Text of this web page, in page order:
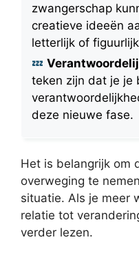
zwangerschap
creatieve ideeën
letterlijk of
teken zijn dat je je
deze nieuwe fase.
Het is belangrijk om
overweging te
situatie. Als je meer
relatie tot
verder lezen.